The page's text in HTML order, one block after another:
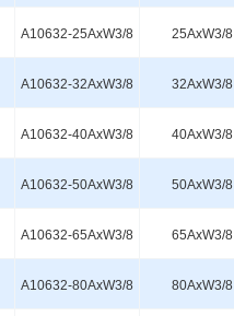
A10632-25AxW3/8 25AxW3/8
A10632-32AxW3/8 32AxW3/8
A10632-40AxW3/8 40AxW3/8
A10632-50AxW3/8 50AxW3/8
A10632-65AxW3/8 65AxW3/8
A10632-80AxW3/8 80AxW3/8